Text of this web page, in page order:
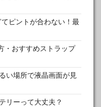
ピントが合わない！最
・おすすめストラップ
い場所で液晶画面が見
リーって大丈夫？